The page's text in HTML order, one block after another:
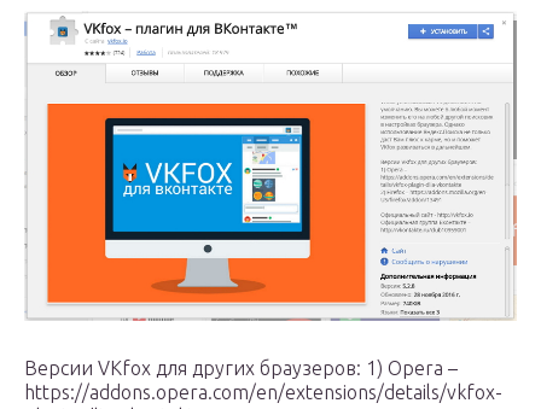
Версии VKfox для других браузеров: 1) Opera –
https://addons.opera.com/en/extensions/details/vkfox-